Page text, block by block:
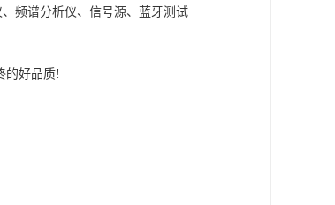
频谱分析仪、信号源、蓝牙测试
的好品质!